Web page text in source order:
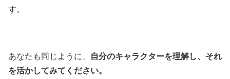
す。
あなたも同じように、
自分のキャラクターを理解し、それ
を活かしてみてください。